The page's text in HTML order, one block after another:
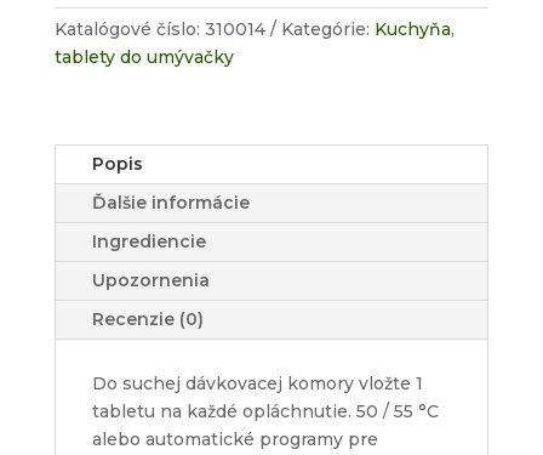
riadu
(40ks)
Katalógové číslo: 310014 Kategórie: Kuchyňa,
tablety do umývačky
Popis
Ďalšie informácie
Ingrediencie
Upozornenia
Recenzie (0)
Do suchej dávkovacej komory vložte 1
tabletu na každé opláchnutie. 50 / 55 °C
alebo automatické programy pre